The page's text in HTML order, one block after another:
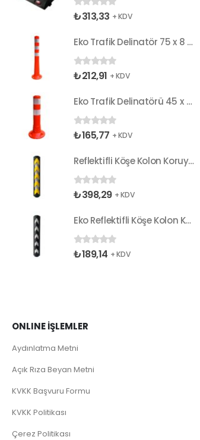
05 üzerinden
₺313,33 + KDV
Eko Trafik Delinatör 75 x 8 cm, Esnek Duba
05 üzerinden
₺212,91 + KDV
Eko Trafik Delinatörü 45 x 8 cm, Esnek Duba
05 üzerinden
₺165,77 + KDV
Reflektifli Köşe Kolon Koruyucu
05 üzerinden
₺398,29 + KDV
Eko Reflektifli Köşe Kolon Koruyucu
05 üzerinden
₺189,14 + KDV
ONLINE İŞLEMLER
Aydınlatma Metni
Açık Rıza Beyan Metni
KVKK Başvuru Formu
KVKK Politikası
Çerez Politikası